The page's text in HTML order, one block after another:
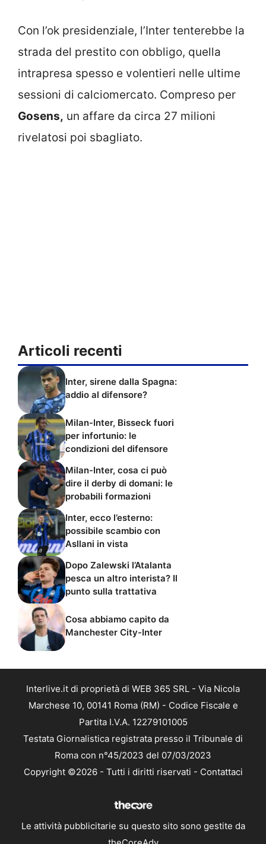
Con l’ok presidenziale, l’Inter tenterebbe la
strada del prestito con obbligo, quella
intrapresa spesso e volentieri nelle ultime
sessioni di calciomercato. Compreso per
Gosens, un affare da circa 27 milioni
rivelatosi poi sbagliato.
Articoli recenti
Inter, sirene dalla Spagna:
addio al difensore?
Milan-Inter, Bisseck fuori
per infortunio: le
condizioni del difensore
Milan-Inter, cosa ci può
dire il derby di domani: le
probabili formazioni
Inter, ecco l’esterno:
possibile scambio con
Asllani in vista
Dopo Zalewski l’Atalanta
pesca un altro interista? Il
punto sulla trattativa
Cosa abbiamo capito da
Manchester City-Inter
Interlive.it di proprietà di WEB 365 SRL - Via Nicola
Marchese 10, 00141 Roma (RM) - Codice Fiscale e
Partita I.V.A. 12279101005
Testata Giornalistica registrata presso il Tribunale di
Roma con n°45/2023 del 07/03/2023
Copyright ©2026 - Tutti i diritti riservati - Contattaci
Le attività pubblicitarie su questo sito sono gestite da